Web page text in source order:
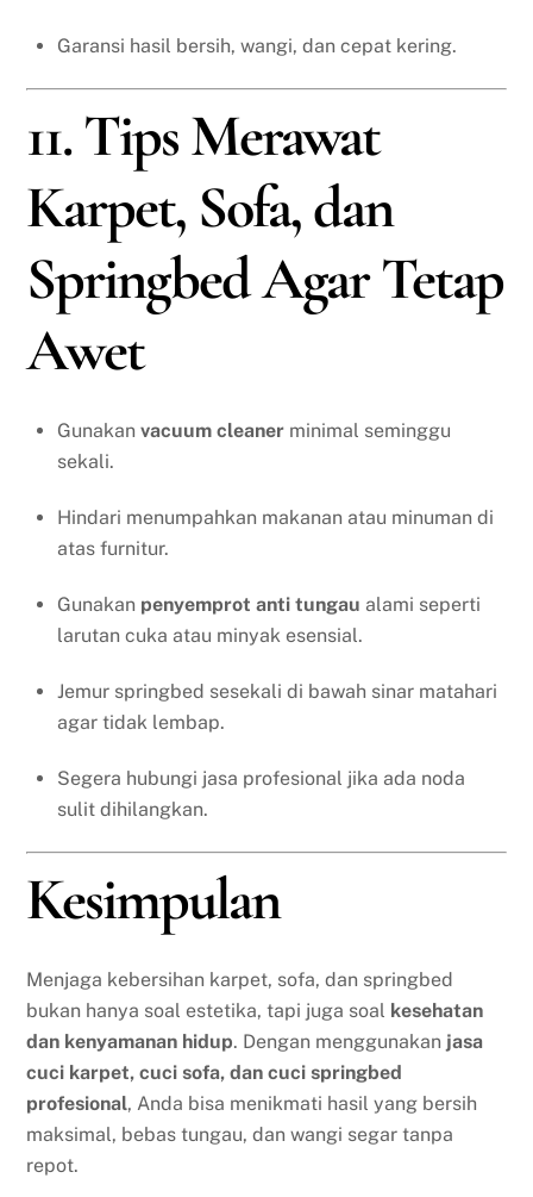
Garansi hasil bersih, wangi, dan cepat kering.
11. Tips Merawat
Karpet, Sofa, dan
Springbed Agar Tetap
Awet
Gunakan vacuum cleaner minimal seminggu
sekali.
Hindari menumpahkan makanan atau minuman di
atas furnitur.
Gunakan penyemprot anti tungau alami seperti
larutan cuka atau minyak esensial.
Jemur springbed sesekali di bawah sinar matahari
agar tidak lembap.
Segera hubungi jasa profesional jika ada noda
sulit dihilangkan.
Kesimpulan
Menjaga kebersihan karpet, sofa, dan springbed
bukan hanya soal estetika, tapi juga soal kesehatan
dan kenyamanan hidup. Dengan menggunakan jasa
cuci karpet, cuci sofa, dan cuci springbed
profesional, Anda bisa menikmati hasil yang bersih
maksimal, bebas tungau, dan wangi segar tanpa
repot.